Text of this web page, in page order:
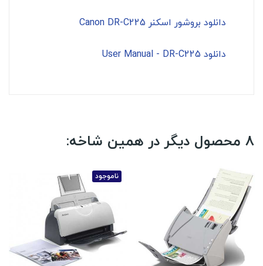
دانلود بروشور اسکنر Canon DR-C225
دانلود User Manual - DR-C225
8 محصول دیگر در همین شاخه:
ناموجود